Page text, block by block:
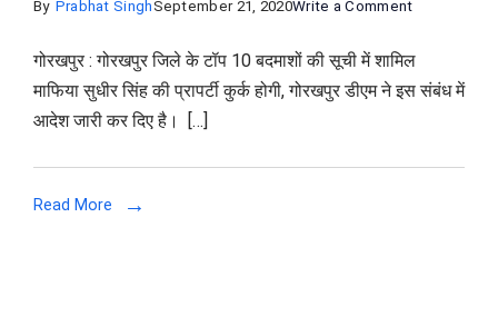
By Prabhat SinghSeptember 21, 2020Write a Commenton
जिले
के
गोरखपुर : गोरखपुर जिले के टॉप 10 बदमाशों की सूची में शामिल
माफिया सुधीर सिंह की प्रापर्टी कुर्क होगी, गोरखपुर डीएम ने इस संबंध में
आदेश जारी कर दिए है। […]
Read More